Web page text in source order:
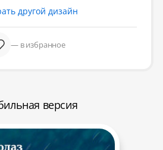
другой дизайн
— в избранное
версия